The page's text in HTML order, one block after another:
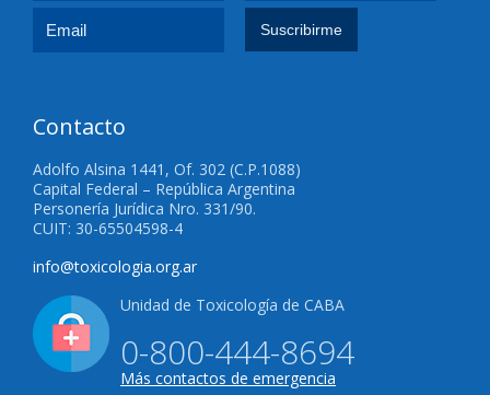
Contacto
Adolfo Alsina 1441, Of. 302 (C.P.1088)
Capital Federal – República Argentina
Personería Jurídica Nro. 331/90.
CUIT: 30-65504598-4
info@toxicologia.org.ar
Unidad de Toxicología de CABA
0-800-444-8694
Más contactos de emergencia